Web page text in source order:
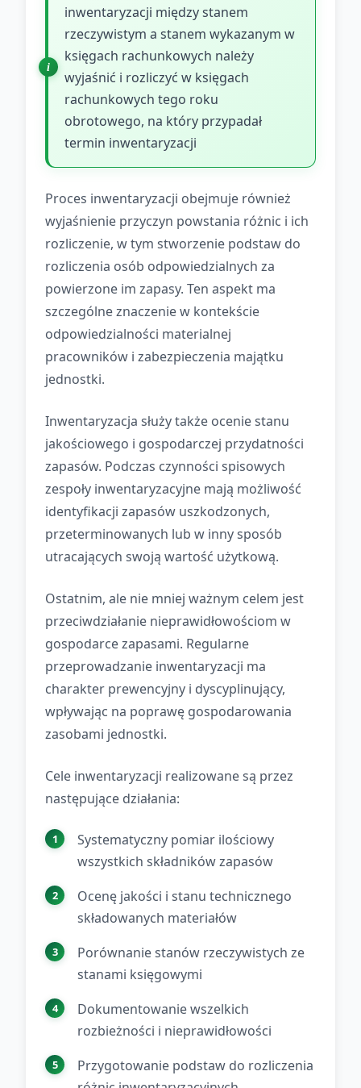
inwentaryzacji między stanem
rzeczywistym a stanem wykazanym w
księgach rachunkowych należy
wyjaśnić i rozliczyć w księgach
rachunkowych tego roku
obrotowego, na który przypadał
termin inwentaryzacji
Proces inwentaryzacji obejmuje również
wyjaśnienie przyczyn powstania różnic i ich
rozliczenie, w tym stworzenie podstaw do
rozliczenia osób odpowiedzialnych za
powierzone im zapasy. Ten aspekt ma
szczególne znaczenie w kontekście
odpowiedzialności materialnej
pracowników i zabezpieczenia majątku
jednostki.
Inwentaryzacja służy także ocenie stanu
jakościowego i gospodarczej przydatności
zapasów. Podczas czynności spisowych
zespoły inwentaryzacyjne mają możliwość
identyfikacji zapasów uszkodzonych,
przeterminowanych lub w inny sposób
utracających swoją wartość użytkową.
Ostatnim, ale nie mniej ważnym celem jest
przeciwdziałanie nieprawidłowościom w
gospodarce zapasami. Regularne
przeprowadzanie inwentaryzacji ma
charakter prewencyjny i dyscyplinujący,
wpływając na poprawę gospodarowania
zasobami jednostki.
Cele inwentaryzacji realizowane są przez
następujące działania:
Systematyczny pomiar ilościowy
wszystkich składników zapasów
Ocenę jakości i stanu technicznego
składowanych materiałów
Porównanie stanów rzeczywistych ze
stanami księgowymi
Dokumentowanie wszelkich
rozbieżności i nieprawidłowości
Przygotowanie podstaw do rozliczenia